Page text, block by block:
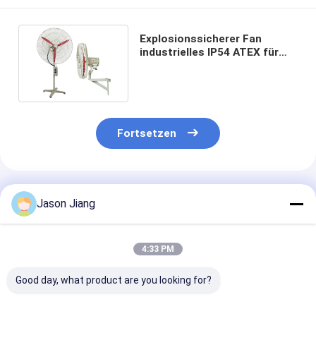
Explosionssicherer Fan
industrielles IP54 ATEX für
Fortsetzen
Empfohlene Produkte
Jason Jiang
4:33 PM
Good day, what product are you looking for?